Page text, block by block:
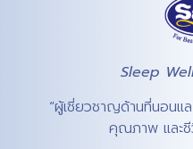
Sleep
“ผู้เชี่ยวชาญด้านที่นอนแ
คุณภาพ และชี